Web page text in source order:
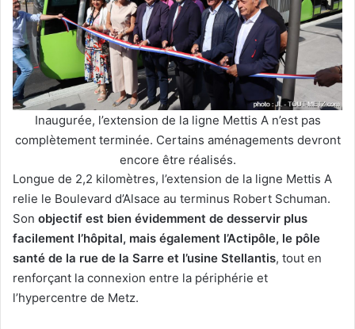
Inaugurée, l’extension de la ligne Mettis A n’est pas
complètement terminée. Certains aménagements devront
encore être réalisés.
Longue de 2,2 kilomètres, l’extension de la ligne Mettis A
relie le Boulevard d’Alsace au terminus Robert Schuman.
Son objectif est bien évidemment de desservir plus
facilement l’hôpital, mais également l’Actipôle, le pôle
santé de la rue de la Sarre et l’usine Stellantis, tout en
renforçant la connexion entre la périphérie et
l’hypercentre de Metz.